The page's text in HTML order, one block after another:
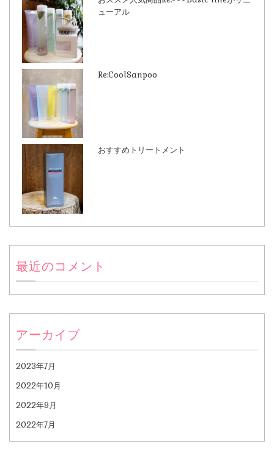
ューアル
Re:CoolSanpoo
おすすめトリートメント
最近のコメント
アーカイブ
2023年7月
2022年10月
2022年9月
2022年7月